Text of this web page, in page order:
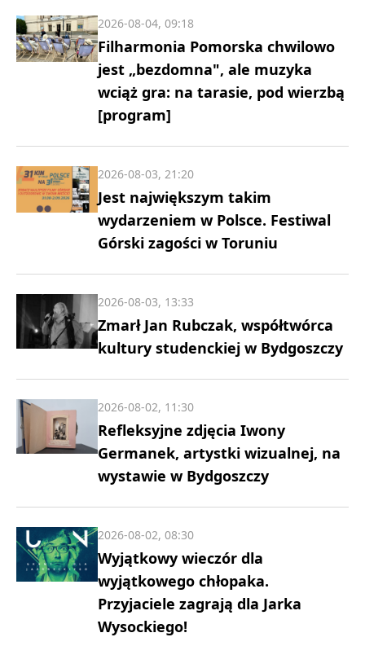
Filharmonia Pomorska chwilowo
jest „bezdomna", ale muzyka
wciąż gra: na tarasie, pod wierzbą
[program]
2026-08-04, 09:18
Jest największym takim
wydarzeniem w Polsce. Festiwal
Górski zagości w Toruniu
2026-08-03, 21:20
Zmarł Jan Rubczak, współtwórca
kultury studenckiej w Bydgoszczy
2026-08-03, 13:33
Refleksyjne zdjęcia Iwony
Germanek, artystki wizualnej, na
wystawie w Bydgoszczy
2026-08-02, 11:30
Wyjątkowy wieczór dla
wyjątkowego chłopaka.
Przyjaciele zagrają dla Jarka
Wysockiego!
2026-08-02, 08:30